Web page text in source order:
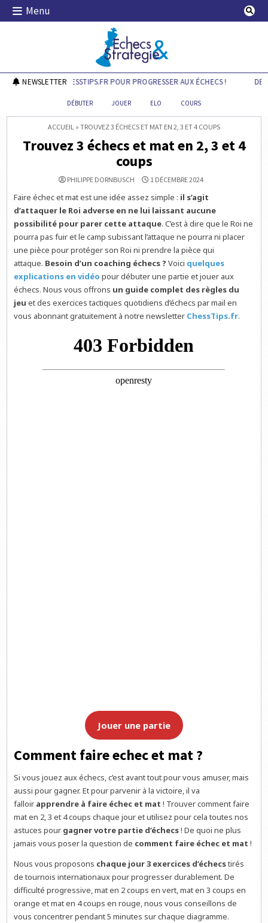
Skip
Menu
Echecs & Stratégie
NEWSLETTER
DÉCOUVREZ CHESSTIPS.FR POUR PROGRESSER AUX ÉCHECS !
DÉBUTER JOUER ELO COURS
ACCUEIL » TROUVEZ 3 ÉCHECS ET MAT EN 2, 3 ET 4 COUPS
Trouvez 3 échecs et mat en 2, 3 et 4
coups
PHILIPPE DORNBUSCH 1 DÉCEMBRE 2024
Faire échec et mat est une idée assez simple : il s’agit
d’attaquer le Roi adverse en ne lui laissant aucune
possibilité pour parer cette attaque. C’est à dire que le Roi ne
pourra pas fuir et le camp subissant l’attaque ne pourra ni placer
une pièce pour protéger son Roi ni prendre la pièce qui
attaque. Besoin d’un coaching échecs ? Voici quelques
explications en vidéo pour débuter une partie et jouer aux
échecs. Nous vous offrons un guide complet des règles du
jeu et des exercices tactiques quotidiens d’échecs par mail en
vous abonnant gratuitement à notre newsletter ChessTips.fr.
Jouer une partie
Comment faire echec et mat ?
Si vous jouez aux échecs, c’est avant tout pour vous amuser, mais
aussi pour gagner. Et pour parvenir à la victoire, il va
falloir apprendre à faire échec et mat ! Trouver comment faire
mat en 2, 3 et 4 coups chaque jour et utilisez pour cela toutes nos
astuces pour gagner votre partie d’échecs! De quoi ne plus
jamais vous poser la question de comment faire échec et mat !
Nous vous proposons chaque jour 3 exercices d’échecstirés
de tournois internationaux pour progresser durablement. De
difficulté progressive, mat en 2 coups en vert, mat en 3 coups en
orange et mat en 4 coups en rouge, nous vous conseillons de
vous concentrer pendant 5 minutes sur chaque diagramme.